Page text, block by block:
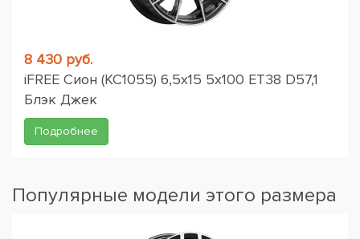
8 430 руб.
iFREE Сион (КС1055) 6,5x15 5x100 ET38 D57,1
Блэк Джек
Подробнее
Популярные модели этого размера